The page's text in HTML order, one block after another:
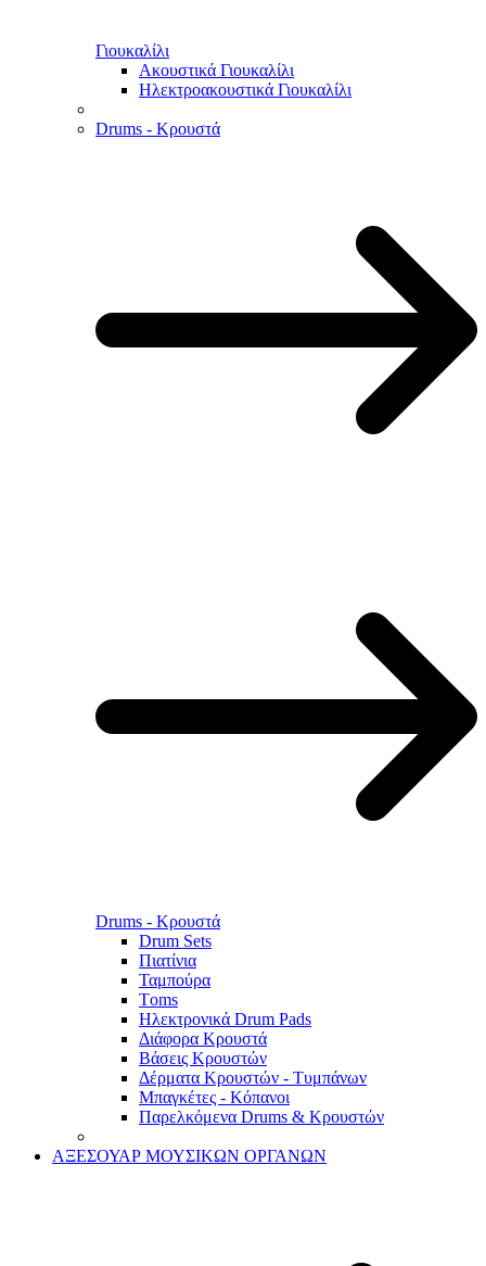
Γιουκαλίλι
Ακουστικά Γιουκαλίλι
Ηλεκτροακουστικά Γιουκαλίλι
Drums - Κρουστά
Drums - Κρουστά
Drum Sets
Πιατίνια
Ταμπούρα
Τoms
Ηλεκτρονικά Drum Pads
Διάφορα Κρουστά
Βάσεις Κρουστών
Δέρματα Κρουστών - Τυμπάνων
Μπαγκέτες - Κόπανοι
Παρελκόμενα Drums & Κρουστών
ΑΞΕΣΟΥΑΡ ΜΟΥΣΙΚΩΝ ΟΡΓΑΝΩΝ